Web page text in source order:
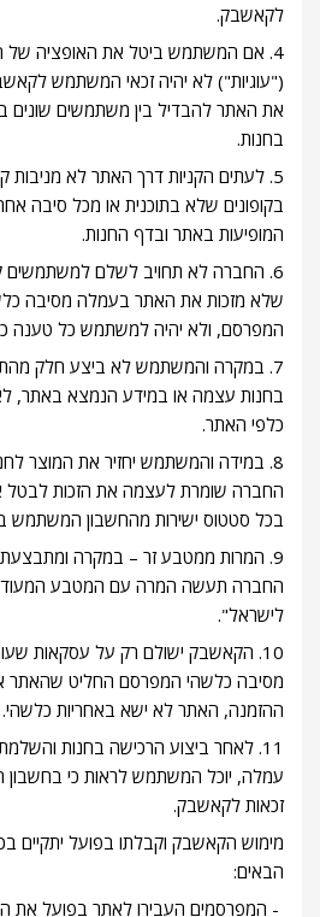
לקאשבק.
("עוגיות") לא יהיה זכאי המשתמש
את האתר להבדיל בין משתמשים שונים
בחנות.
5. לעתים הקניות דרך האתר לא
בקופונים שלא בתוכנית או מכל סיבה
המופיעות באתר ובדף החנות.
6. החברה לא תחויב לשלם
שלא מזכות את האתר בעמלה מסיבה
המפרסם, ולא יהיה למשתמש כל טענה
7. במקרה והמשתמש לא ביצע חלק
בחנות עצמה או במידע הנמצא באתר,
כלפי האתר.
8. במידה והמשתמש יחזיר את המוצר
החברה שומרת לעצמה את הזכות
בכל סטטוס ישירות מהחשבון המשתמש
9. המרות ממטבע זר – במקרה
החברה תעשה המרה עם המטבע
לישראל".
10. הקאשבק ישולם רק על עסקאות
מסיבה כלשהי המפרסם החליט שהאתר
ההזמנה, האתר לא ישא באחריות כלשהי.
11. לאחר ביצוע הרכישה בחנות
עמלה, יוכל המשתמש לראות כי
זכאות לקאשבק.
מימוש הקאשבק וקבלתו בפועל יתקיים
הבאים:
- המפרסמים העבירו לאתר בפועל את